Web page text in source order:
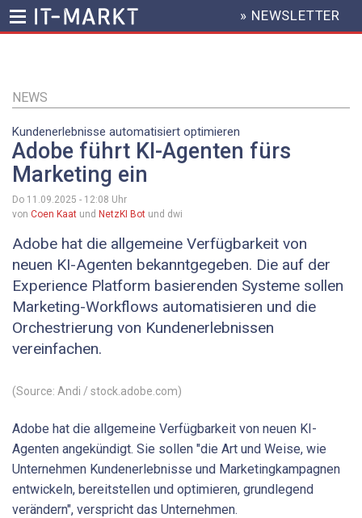
Inhalt
HEADER
MENU
» NEWSLETTER
NEWS
Kundenerlebnisse automatisiert optimieren
Adobe führt KI-Agenten fürs
Marketing ein
Do 11.09.2025 - 12:08 Uhr
von Coen Kaat und NetzKI Bot und dwi
Adobe hat die allgemeine Verfügbarkeit von
neuen KI-Agenten bekanntgegeben. Die auf der
Experience Platform basierenden Systeme sollen
Marketing-Workflows automatisieren und die
Orchestrierung von Kundenerlebnissen
vereinfachen.
(Source: Andi / stock.adobe.com)
Adobe hat die allgemeine Verfügbarkeit von neuen KI-
Agenten angekündigt. Sie sollen "die Art und Weise, wie
Unternehmen Kundenerlebnisse und Marketingkampagnen
entwickeln, bereitstellen und optimieren, grundlegend
verändern", verspricht das Unternehmen.